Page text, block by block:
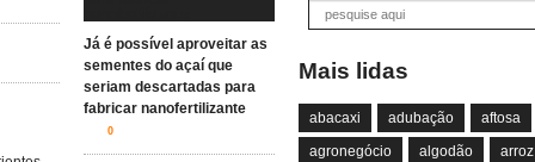
Já é possível aproveitar as
sementes do açaí que
seriam descartadas para
fabricar nanofertilizante
0
Mais lidas
abacaxi adubação aftosa
agronegócio
algodão arroz